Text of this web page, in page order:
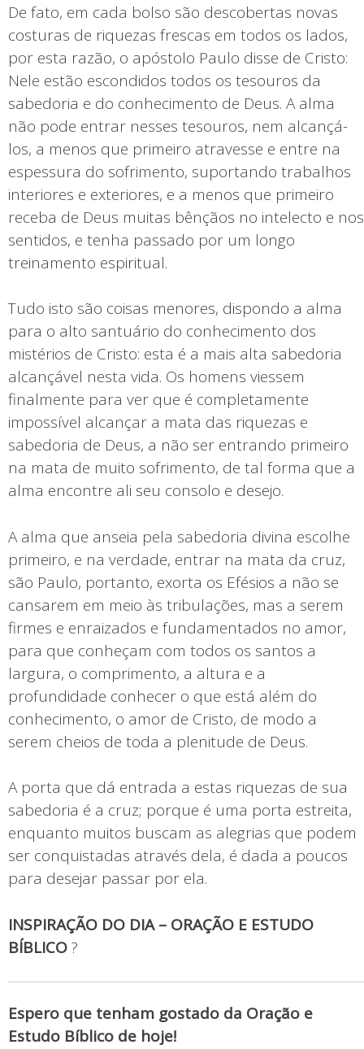
De fato, em cada bolso são descobertas novas
costuras de riquezas frescas em todos os lados,
por esta razão, o apóstolo Paulo disse de Cristo:
Nele estão escondidos todos os tesouros da
sabedoria e do conhecimento de Deus. A alma
não pode entrar nesses tesouros, nem alcançá-
los, a menos que primeiro atravesse e entre na
espessura do sofrimento, suportando trabalhos
interiores e exteriores, e a menos que primeiro
receba de Deus muitas bênçãos no intelecto e nos
sentidos, e tenha passado por um longo
treinamento espiritual.
Tudo isto são coisas menores, dispondo a alma
para o alto santuário do conhecimento dos
mistérios de Cristo: esta é a mais alta sabedoria
alcançável nesta vida. Os homens viessem
finalmente para ver que é completamente
impossível alcançar a mata das riquezas e
sabedoria de Deus, a não ser entrando primeiro
na mata de muito sofrimento, de tal forma que a
alma encontre ali seu consolo e desejo.
A alma que anseia pela sabedoria divina escolhe
primeiro, e na verdade, entrar na mata da cruz,
são Paulo, portanto, exorta os Efésios a não se
cansarem em meio às tribulações, mas a serem
firmes e enraizados e fundamentados no amor,
para que conheçam com todos os santos a
largura, o comprimento, a altura e a
profundidade conhecer o que está além do
conhecimento, o amor de Cristo, de modo a
serem cheios de toda a plenitude de Deus.
A porta que dá entrada a estas riquezas de sua
sabedoria é a cruz; porque é uma porta estreita,
enquanto muitos buscam as alegrias que podem
ser conquistadas através dela, é dada a poucos
para desejar passar por ela.
INSPIRAÇÃO DO DIA – ORAÇÃO E ESTUDO
BÍBLICO?
Espero que tenham gostado da Oração e
Estudo Bíblico de hoje!